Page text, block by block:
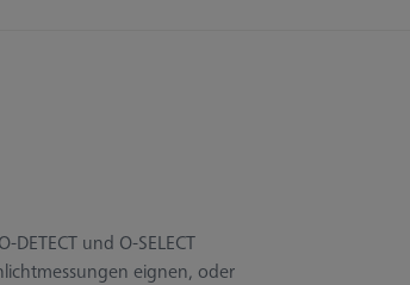
und O-SELECT
eignen, oder